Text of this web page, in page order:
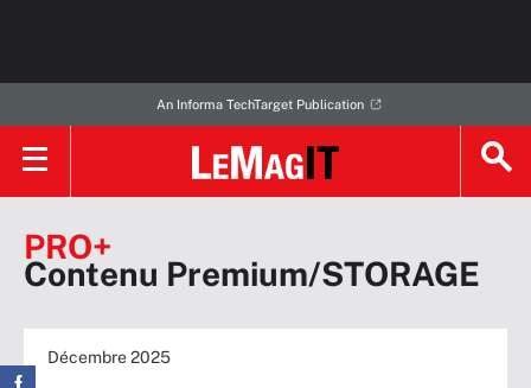
An Informa TechTarget Publication
PRO+
Contenu Premium/STORAGE
Décembre 2025